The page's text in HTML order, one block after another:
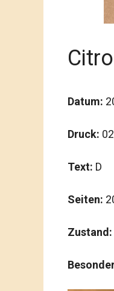
Datum:
Druck:
Text: D
Seiten:
Zustand: